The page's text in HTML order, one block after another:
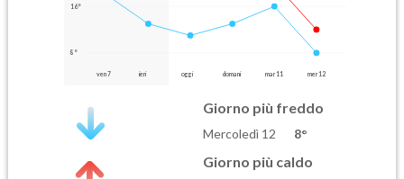
16°
8°
ven 7 ieri oggi domani mar 11 mer 12
Giorno più freddo
Mercoledì 12 8°
Giorno più caldo